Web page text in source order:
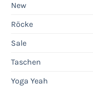
New
Röcke
Sale
Taschen
Yoga Yeah